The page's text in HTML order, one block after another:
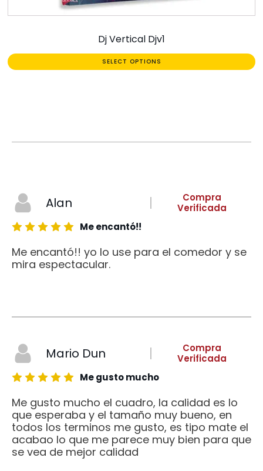
Dj Vertical Djv1
SELECT OPTIONS
Alan
Compra
Verificada
Me encantó!!
Me encantó!! yo lo use para el comedor y se
mira espectacular.
Mario Dun
Compra
Verificada
Me gusto mucho
Me gusto mucho el cuadro, la calidad es lo
que esperaba y el tamaño muy bueno, en
todos los terminos me gusto, es tipo mate el
acabao lo que me parece muy bien para que
se vea de mejor calidad